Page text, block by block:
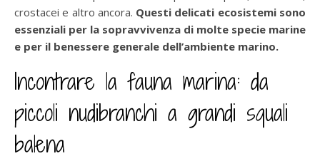
crostacei e altro ancora. Questi delicati ecosistemi sono
essenziali per la sopravvivenza di molte specie marine
e per il benessere generale dell’ambiente marino.
Incontrare la fauna marina: da
piccoli nudibranchi a grandi squali
balena